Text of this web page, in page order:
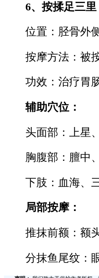
6、按揉足三里
位置：胫骨外
按摩方法：被
功效：治疗胃
辅助穴位：
头面部：上星
胸腹部：膻中
下肢：血海、
局部按摩：
推抹前额：额
分抹鱼尾纹：